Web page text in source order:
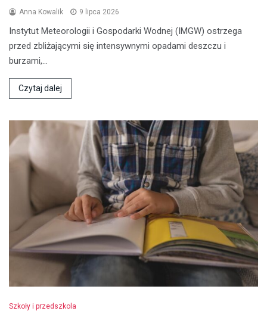
Anna Kowalik 9 lipca 2026
Instytut Meteorologii i Gospodarki Wodnej (IMGW) ostrzega
przed zbliżającymi się intensywnymi opadami deszczu i
burzami,…
Czytaj dalej
Szkoły i przedszkola